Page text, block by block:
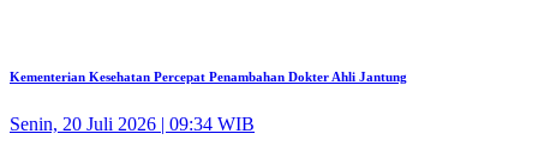
Kementerian Kesehatan Percepat Penambahan Dokter Ahli Jantung
Senin, 20 Juli 2026 | 09:34 WIB